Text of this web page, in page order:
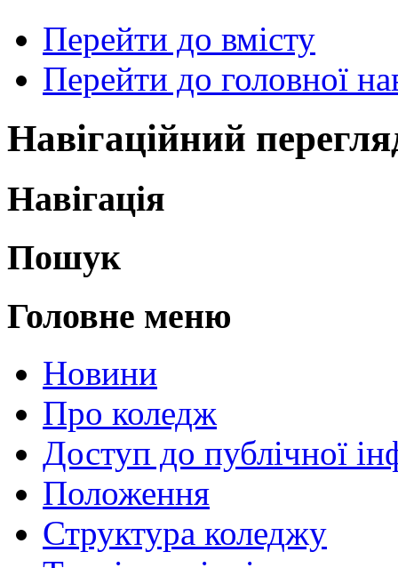
Перейти до вмісту
Перейти до головної
Навігаційний
Навігація
Пошук
Головне меню
Новини
Про коледж
Доступ до публічної
Положення
Структура коледжу